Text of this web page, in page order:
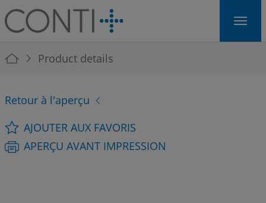
Skip to main navigation
Skip to main content
Skip to page footer
You are here:
Product details
Retour à l'aperçu
AJOUTER AUX FAVORIS
APERÇU AVANT IMPRESSION